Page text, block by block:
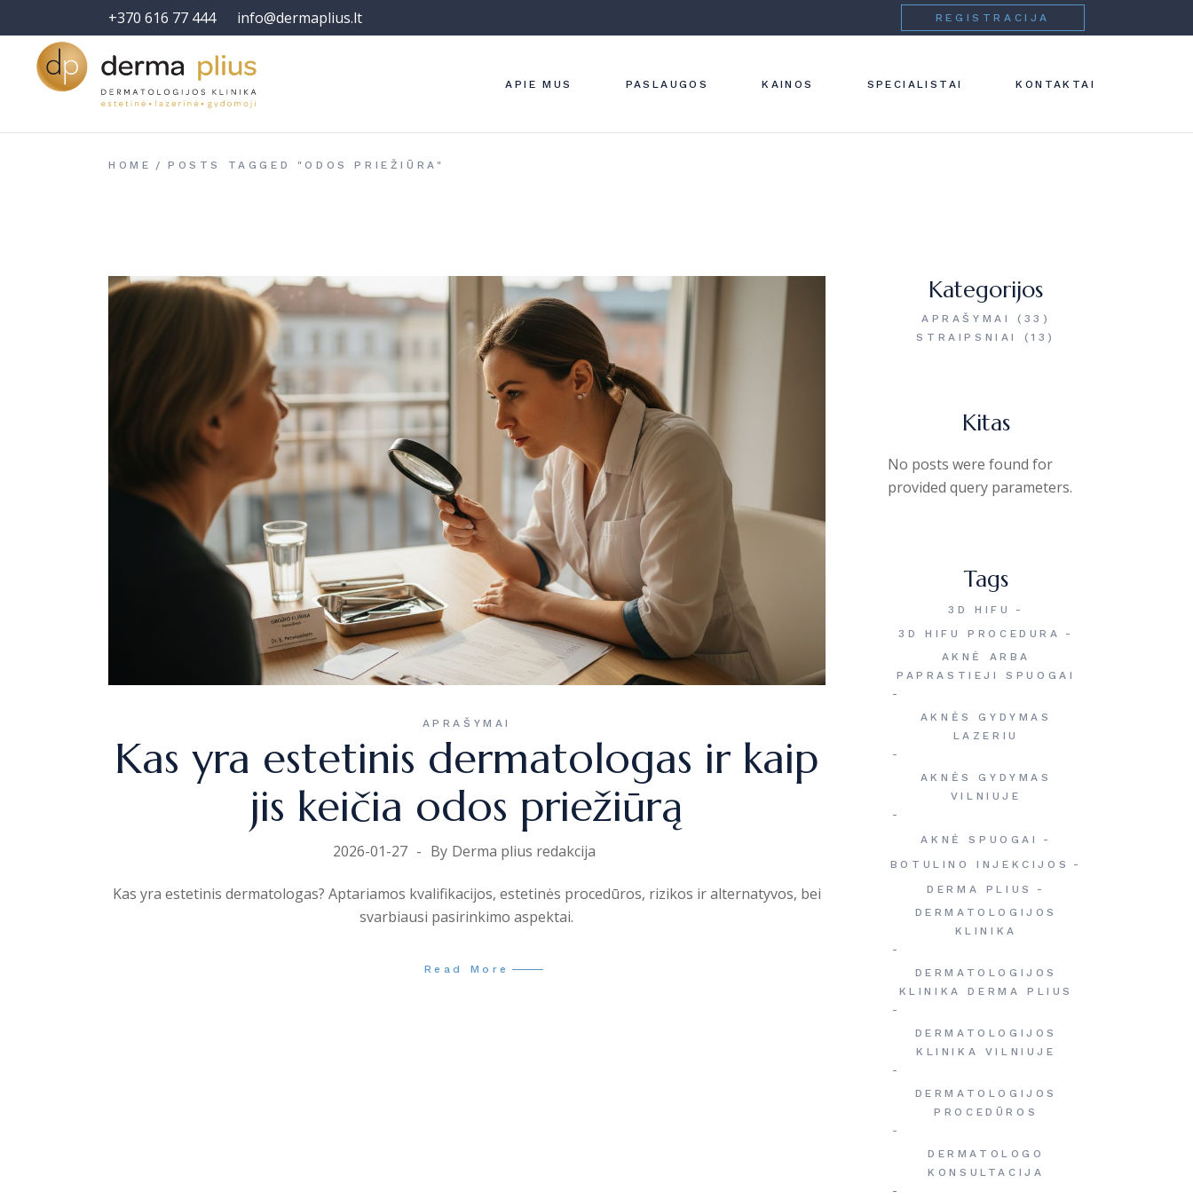
+370 616 77 444 info@dermaplius.lt REGISTRACIJA
APIE MUS PASLAUGOS
APARATINĖ
DERMATOLOGIJA
PROCEDŪRA
KOSMETOLOGIJA
KAINOS SPECIALISTAI KONTAKTAI
STRAIPSNIAI
ESTETINĖ
LAZERINĖ
HOME POSTS TAGGED "ODOS PRIEŽIŪRA"
APRAŠYMAI
Kas yra estetinis dermatologas ir kaip
jis keičia odos priežiūrą
2026-01-27 By Derma plius redakcija
Kas yra estetinis dermatologas? Aptariamos kvalifikacijos, estetinės procedūros, rizikos ir alternatyvos, bei
svarbiausi pasirinkimo aspektai.
Read More
Kategorijos
APRAŠYMAI
(33)
STRAIPSNIAI
(13)
Kitas
No posts were found for
provided query parameters.
Tags
3D HIFU
3D HIFU PROCEDURA
AKNĖ ARBA
PAPRASTIEJI SPUOGAI
AKNĖS GYDYMAS
LAZERIU
AKNĖS GYDYMAS
VILNIUJE
AKNĖ SPUOGAI
BOTULINO INJEKCIJOS
DERMA PLIUS
DERMATOLOGIJOS
KLINIKA
DERMATOLOGIJOS
KLINIKA DERMA PLIUS
DERMATOLOGIJOS
KLINIKA VILNIUJE
DERMATOLOGIJOS
PROCEDŪROS
DERMATOLOGO
KONSULTACIJA